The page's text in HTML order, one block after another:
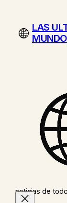
contenidoLAS
MUNDO
noticias de